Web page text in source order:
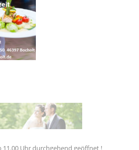
Uhr durchgehend geöffnet !